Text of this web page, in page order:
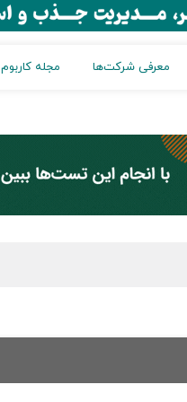
معرفی شرکت‌ها مجله کاربوم